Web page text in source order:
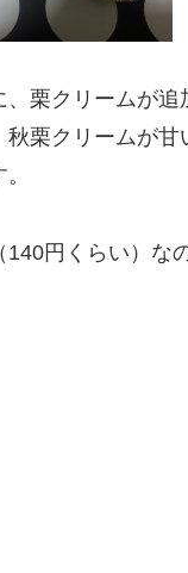
栗クリームが
栗クリームが
円くらい）な